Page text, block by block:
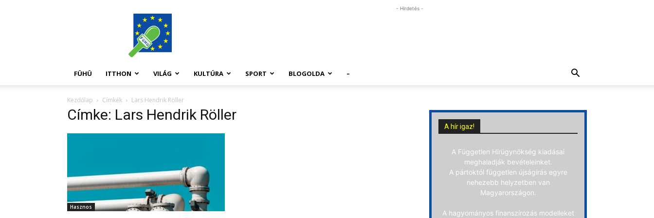
FüHü
- Hirdetés -
FÜHÜ ITTHON VILÁG KULTÚRA SPORT BLOGOLDA –
Kezdőlap Címkék Lars Hendrik Röller
Címke: Lars Hendrik Röller
Hasznos
A hír igaz!
A Független Hírügynökség kiadásai
meghaladják bevételeinket.
A pártoktól független újságírás egyre
nehezebb helyzetben van
Magyarországon.
A hagyományos finanszírozás modelleket